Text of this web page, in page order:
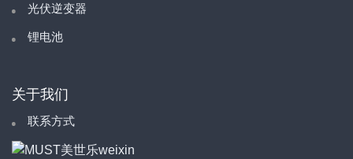
光伏逆变器
锂电池
关于我们
联系方式